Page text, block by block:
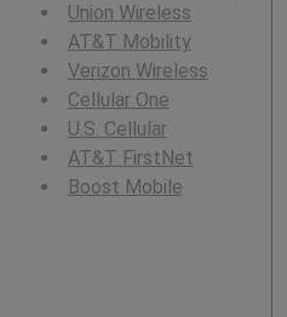
Union Wireless
AT&T Mobility
Verizon Wireless
Cellular One
U.S. Cellular
AT&T FirstNet
Boost Mobile